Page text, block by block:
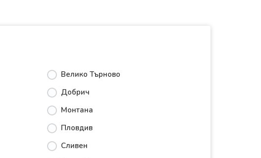
Велико Търново
Добрич
Монтана
Пловдив
Сливен